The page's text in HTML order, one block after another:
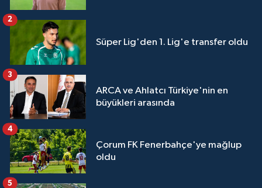
Süper Lig'den 1. Lig'e transfer oldu
2
ARCA ve Ahlatcı Türkiye'nin en
büyükleri arasında
3
Çorum FK Fenerbahçe'ye mağlup
oldu
4
5